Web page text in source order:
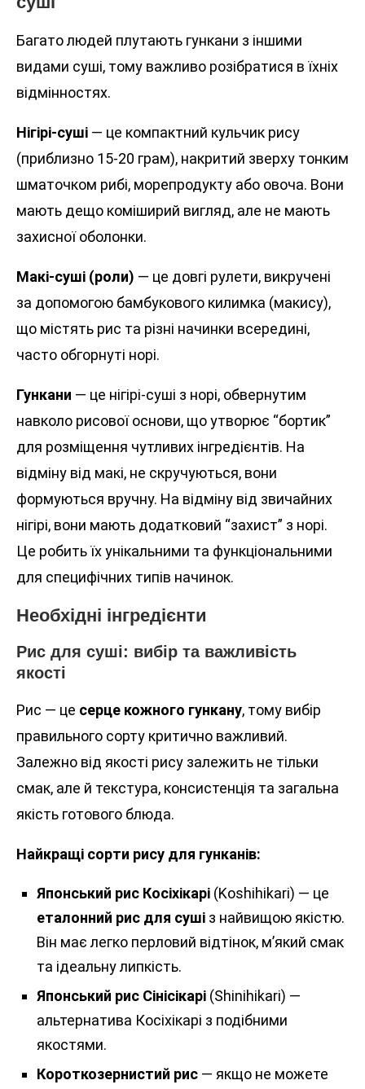
Багато людей плутають гункани з іншими
видами суші, тому важливо розібратися в їхніх
відмінностях.
Нігірі-суші — це компактний кульчик рису
(приблизно 15-20 грам), накритий зверху тонким
шматочком рибі, морепродукту або овоча. Вони
мають дещо коміширий вигляд, але не мають
захисної оболонки.
Макі-суші (роли) — це довгі рулети, викручені
за допомогою бамбукового килимка (макису),
що містять рис та різні начинки всередині,
часто обгорнуті норі.
Гункани — це нігірі-суші з норі, обвернутим
навколо рисової основи, що утворює “бортик”
для розміщення чутливих інгредієнтів. На
відміну від макі, не скручуються, вони
формуються вручну. На відміну від звичайних
нігірі, вони мають додатковий “захист” з норі.
Це робить їх унікальними та функціональними
для специфічних типів начинок.
Необхідні інгредієнти
Рис для суші: вибір та важливість
якості
Рис — це серце кожного гункану, тому вибір
правильного сорту критично важливий.
Залежно від якості рису залежить не тільки
смак, але й текстура, консистенція та загальна
якість готового блюда.
Найкращі сорти рису для гунканів:
Японський рис Косіхікарі (Koshihikari) — це
еталонний рис для суші з найвищою якістю.
Він має легко перловий відтінок, м’який смак
та ідеальну липкість.
Японський рис Сінісікарі (Shinihikari) —
альтернатива Косіхікарі з подібними
якостями.
Короткозернистий рис — якщо не можете